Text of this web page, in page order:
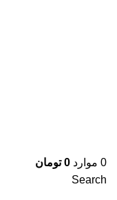
0 موارد 0 تومان
Search